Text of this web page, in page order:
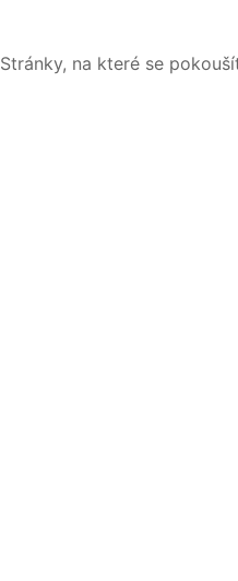
Stránky, na které se